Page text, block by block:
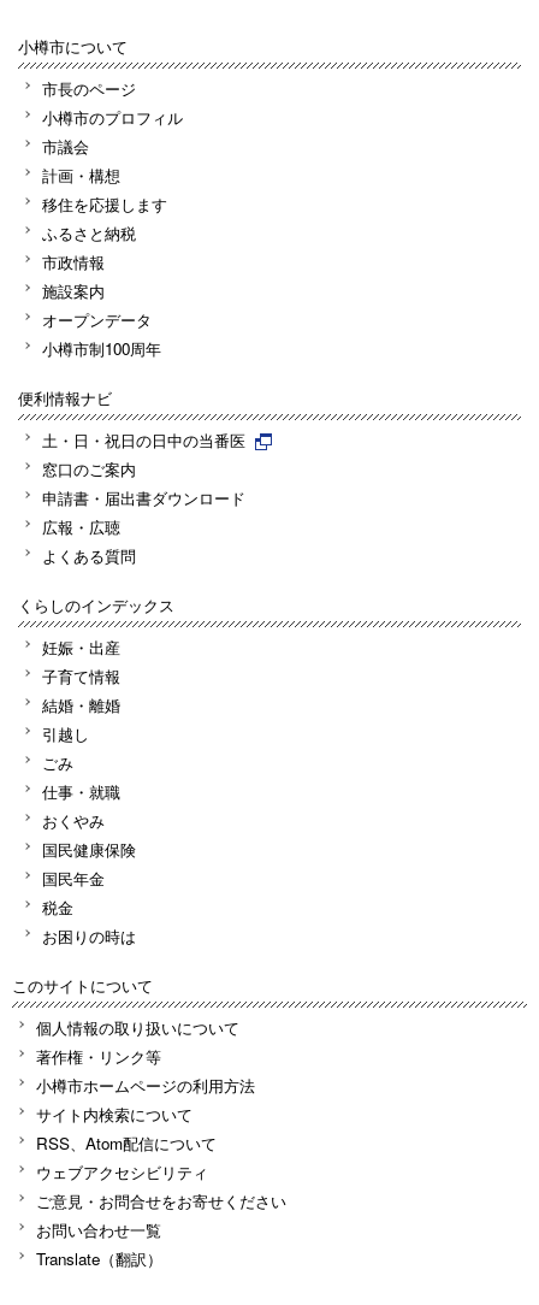
小樽市について
市長のページ
小樽市のプロフィル
市議会
計画・構想
移住を応援します
ふるさと納税
市政情報
施設案内
オープンデータ
小樽市制100周年
便利情報ナビ
土・日・祝日の日中の当番医
窓口のご案内
申請書・届出書ダウンロード
広報・広聴
よくある質問
くらしのインデックス
妊娠・出産
子育て情報
結婚・離婚
引越し
ごみ
仕事・就職
おくやみ
国民健康保険
国民年金
税金
お困りの時は
このサイトについて
個人情報の取り扱いについて
著作権・リンク等
小樽市ホームページの利用方法
サイト内検索について
RSS、Atom配信について
ウェブアクセシビリティ
ご意見・お問合せをお寄せください
お問い合わせ一覧
Translate（翻訳）